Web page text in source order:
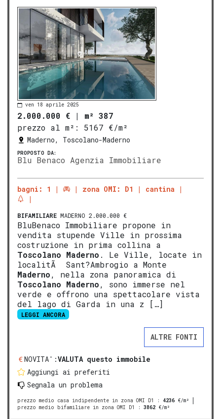
ven 18 aprile 2025
2.000.000 € | m² 387
prezzo al m²:
5167 €/m²
Maderno, Toscolano-Maderno
PROPOSTO DA:
Blu Benaco Agenzia Immobiliare
bagni: 1 zona OMI: D1 cantina
BIFAMILIARE MADERNO 2.000.000 €
BluBenaco Immobiliare propone in
vendita stupende Ville in prossima
costruzione in prima collina a
Toscolano Maderno . Le Ville, locate in
localitÃ Sant?Ambrogio a Monte
Maderno, nella zona panoramica di
Toscolano Maderno, sono immerse nel
verde e offrono una spettacolare vista
del lago di Garda in una z […]
LEGGI ANCORA
ALTRE FONTI
NOVITA':VALUTA questo immobile
Aggiungi ai preferiti
Segnala un problema
prezzo medio casa indipendente in zona OMI D1 : 4236 €/m²
prezzo medio bifamiliare in zona OMI D1
: 3862 €/m²